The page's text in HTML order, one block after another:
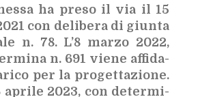
ha pre­so il via il 15
con de­li­be­ra di giun­ta
n. 78. L’8 mar­zo 2022,
n. 691 vie­ne af­fi­da­
per la pro­get­ta­zio­ne.
apri­le 2023, con de­ter­mi­